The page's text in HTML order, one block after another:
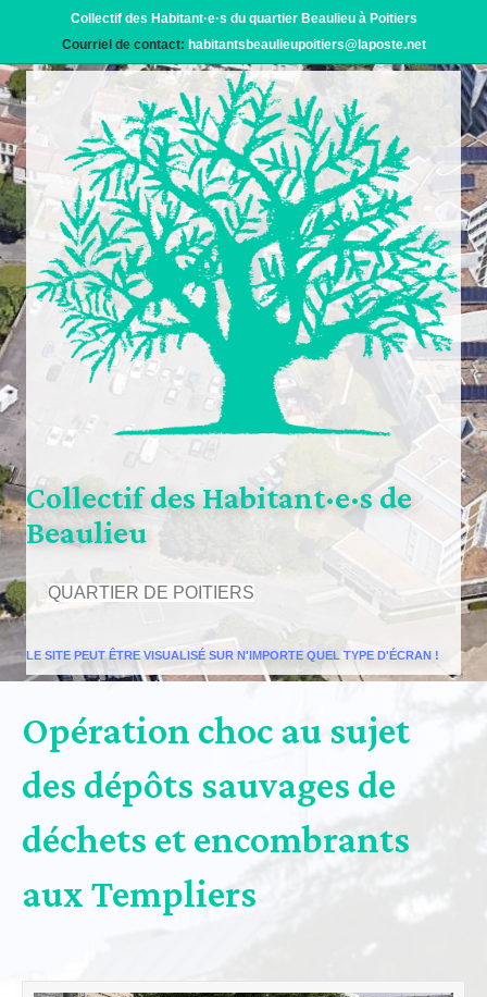
Collectif des Habitant·e·s du quartier Beaulieu à Poitiers
Courriel de contact: habitantsbeaulieupoitiers@laposte.net
Collectif des Habitant·e·s de
Beaulieu
QUARTIER DE POITIERS
LE SITE PEUT ÊTRE VISUALISÉ SUR N'IMPORTE QUEL TYPE D'ÉCRAN !
Opération choc au sujet
des dépôts sauvages de
déchets et encombrants
aux Templiers